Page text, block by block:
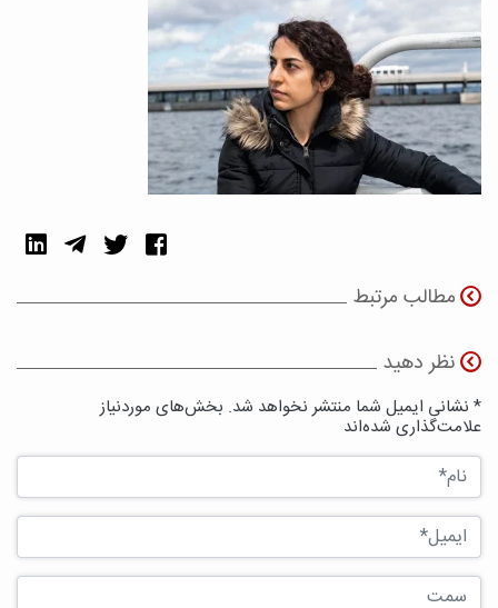
مطالب مرتبط
نظر دهید
* نشانی ایمیل شما منتشر نخواهد شد. بخش‌های موردنیاز
علامت‌گذاری شده‌اند